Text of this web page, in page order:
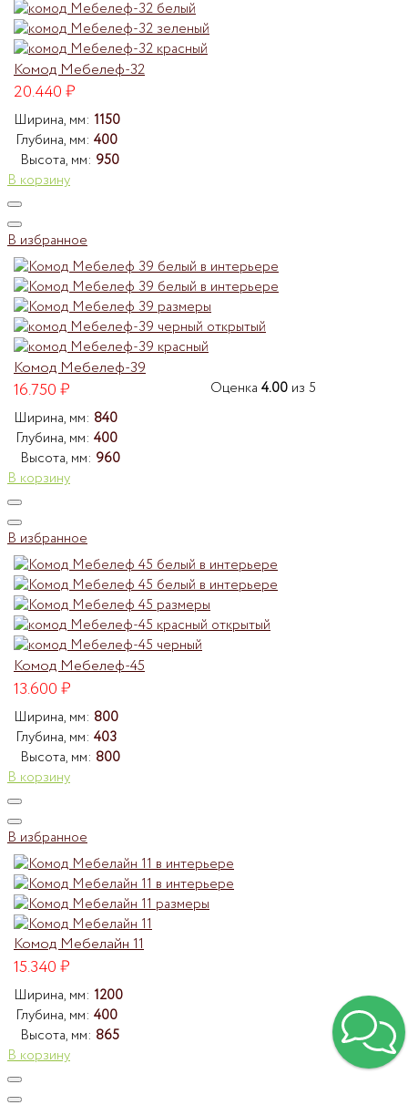
Комод Мебелеф-32
20.440₽
Ширина, мм: 1150
Глубина, мм: 400
Высота, мм: 950
В корзину
В избранное
Комод Мебелеф-39
Оценка 4.00из 5
16.750₽
Ширина, мм: 840
Глубина, мм: 400
Высота, мм: 960
В корзину
В избранное
Комод Мебелеф-45
13.600₽
Ширина, мм: 800
Глубина, мм: 403
Высота, мм: 800
В корзину
В избранное
Комод Мебелайн 11
15.340₽
Ширина, мм: 1200
Глубина, мм: 400
Высота, мм: 865
В корзину